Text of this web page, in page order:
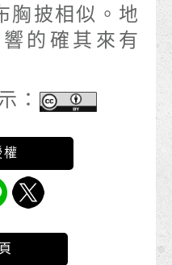
胸披相似。地
的確其來有
：